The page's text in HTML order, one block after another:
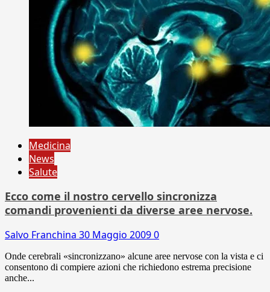
Medicina
News
Salute
Ecco come il nostro cervello sincronizza
comandi provenienti da diverse aree nervose.
Salvo Franchina 30 Maggio 20090
Onde cerebrali «sincronizzano» alcune aree nervose con la vista e ci
consentono di compiere azioni che richiedono estrema precisione
anche...